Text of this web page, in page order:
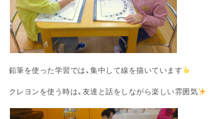
鉛筆を使った学習では、集中して線を描いています
クレヨンを使う時は、友達と話をしながら楽しい雰囲気